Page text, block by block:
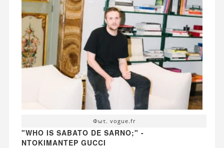
Φωτ. vogue.fr
"WHO IS SABATO DE SARNO;" -
ΝΤΟΚΙΜΑΝΤΈΡ GUCCI